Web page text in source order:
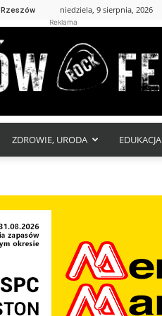
Rzeszów niedziela, 9 sierpnia, 2026
Reklama
ZDROWIE, URODA EDUKACJA